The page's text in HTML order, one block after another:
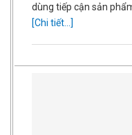
dùng tiếp cận sản
[Chi tiết...]